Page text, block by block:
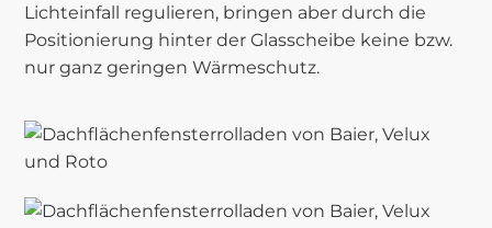
Lichteinfall regulieren, bringen aber durch die
Positionierung hinter der Glasscheibe keine bzw.
nur ganz geringen Wärmeschutz.